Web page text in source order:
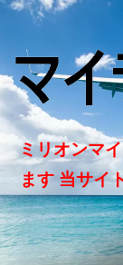
ミリオンマ
ます 当サイ